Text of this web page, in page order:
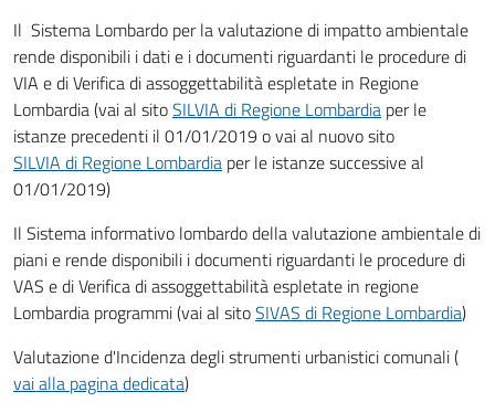
Il Sistema Lombardo per la valutazione di impatto ambientale
rende disponibili i dati e i documenti riguardanti le procedure di
VIA e di Verifica di assoggettabilità espletate in Regione
Lombardia (vai al sitoSILVIA di Regione Lombardia per le
istanze precedenti il 01/01/2019 o vai al nuovo sito
SILVIA di Regione Lombardia per le istanze successive al
01/01/2019)
Il Sistema informativo lombardo della valutazione ambientale di
piani e rende disponibili i documenti riguardanti le procedure di
VAS e di Verifica di assoggettabilità espletate in regione
Lombardia programmi (vai al sitoSIVAS di Regione Lombardia)
Valutazione d'Incidenza degli strumenti urbanistici comunali (
vai alla pagina dedicata)